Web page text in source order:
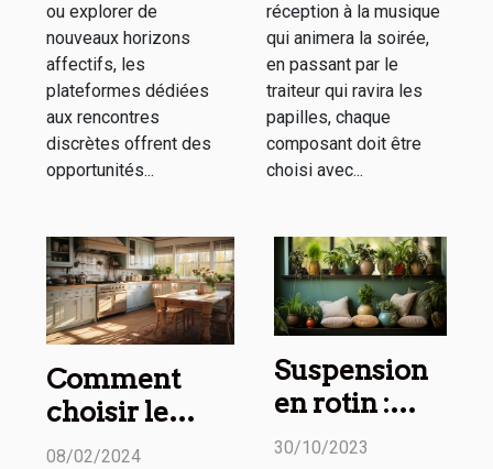
ou explorer de
nouveaux horizons
affectifs, les
plateformes dédiées
aux rencontres
discrètes offrent des
opportunités...
réception à la musique
qui animera la soirée,
en passant par le
traiteur qui ravira les
papilles, chaque
composant doit être
choisi avec...
Comment
choisir le
tapis de
08/02/2024
Suspension
en rotin :
comment
30/10/2023